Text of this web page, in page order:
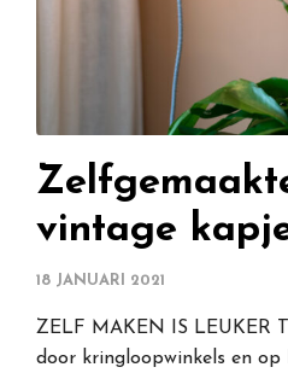
vintage
18 JANUARI 2021
ZELF MAKEN IS LEUKER
door kringloopwinkels en